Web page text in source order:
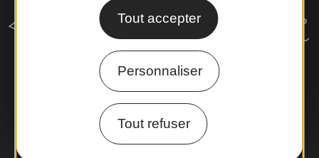
Tout accepter
Personnaliser
Tout refuser
Comment venir ?
Espace Pro